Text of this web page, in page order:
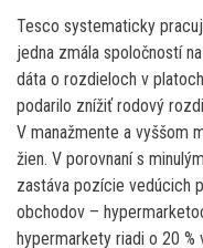
Tesco systematicky
jedna zmála spoločností
dáta o rozdieloch v
podarilo znížiť rodový
V manažmente a vyššom
žien. V porovnaní s
zastáva pozície vedúcich
obchodov –
hypermarkety riadi o 20